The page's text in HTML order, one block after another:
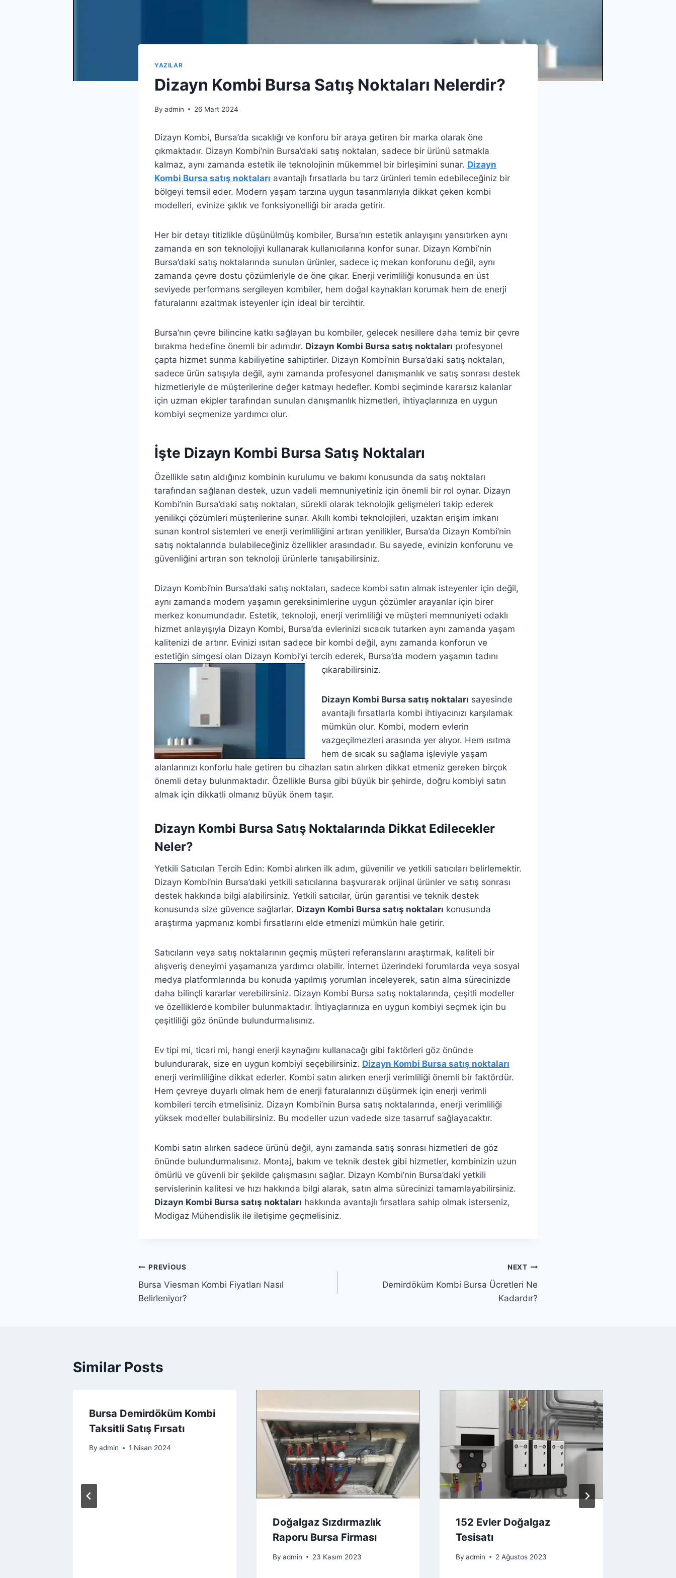
YAZILAR
Dizayn Kombi Bursa Satış Noktaları Nelerdir?
By admin 26 Mart 2024
Dizayn Kombi, Bursa’da sıcaklığı ve konforu bir araya getiren bir marka olarak öne
çıkmaktadır. Dizayn Kombi’nin Bursa’daki satış noktaları, sadece bir ürünü satmakla
kalmaz, aynı zamanda estetik ile teknolojinin mükemmel bir birleşimini sunar. Dizayn
Kombi Bursa satış noktaları avantajlı fırsatlarla bu tarz ürünleri temin edebileceğiniz bir
bölgeyi temsil eder. Modern yaşam tarzına uygun tasarımlarıyla dikkat çeken kombi
modelleri, evinize şıklık ve fonksiyonelliği bir arada getirir.
Her bir detayı titizlikle düşünülmüş kombiler, Bursa’nın estetik anlayışını yansıtırken aynı
zamanda en son teknolojiyi kullanarak kullanıcılarına konfor sunar. Dizayn Kombi’nin
Bursa’daki satış noktalarında sunulan ürünler, sadece iç mekan konforunu değil, aynı
zamanda çevre dostu çözümleriyle de öne çıkar. Enerji verimliliği konusunda en üst
seviyede performans sergileyen kombiler, hem doğal kaynakları korumak hem de enerji
faturalarını azaltmak isteyenler için ideal bir tercihtir.
Bursa’nın çevre bilincine katkı sağlayan bu kombiler, gelecek nesillere daha temiz bir çevre
bırakma hedefine önemli bir adımdır. Dizayn Kombi Bursa satış noktaları profesyonel
çapta hizmet sunma kabiliyetine sahiptirler. Dizayn Kombi’nin Bursa’daki satış noktaları,
sadece ürün satışıyla değil, aynı zamanda profesyonel danışmanlık ve satış sonrası destek
hizmetleriyle de müşterilerine değer katmayı hedefler. Kombi seçiminde kararsız kalanlar
için uzman ekipler tarafından sunulan danışmanlık hizmetleri, ihtiyaçlarınıza en uygun
kombiyi seçmenize yardımcı olur.
İşte Dizayn Kombi Bursa Satış Noktaları
Özellikle satın aldığınız kombinin kurulumu ve bakımı konusunda da satış noktaları
tarafından sağlanan destek, uzun vadeli memnuniyetiniz için önemli bir rol oynar. Dizayn
Kombi’nin Bursa’daki satış noktaları, sürekli olarak teknolojik gelişmeleri takip ederek
yenilikçi çözümleri müşterilerine sunar. Akıllı kombi teknolojileri, uzaktan erişim imkanı
sunan kontrol sistemleri ve enerji verimliliğini artıran yenilikler, Bursa’da Dizayn Kombi’nin
satış noktalarında bulabileceğiniz özellikler arasındadır. Bu sayede, evinizin konforunu ve
güvenliğini artıran son teknoloji ürünlerle tanışabilirsiniz.
Dizayn Kombi’nin Bursa’daki satış noktaları, sadece kombi satın almak isteyenler için değil,
aynı zamanda modern yaşamın gereksinimlerine uygun çözümler arayanlar için birer
merkez konumundadır. Estetik, teknoloji, enerji verimliliği ve müşteri memnuniyeti odaklı
hizmet anlayışıyla Dizayn Kombi, Bursa’da evlerinizi sıcacık tutarken aynı zamanda yaşam
kalitenizi de artırır. Evinizi ısıtan sadece bir kombi değil, aynı zamanda konforun ve
estetiğin simgesi olan Dizayn Kombi’yi tercih ederek, Bursa’da modern yaşamın tadını
çıkarabilirsiniz.
Dizayn Kombi Bursa satış noktaları sayesinde
avantajlı fırsatlarla kombi ihtiyacınızı karşılamak
mümkün olur. Kombi, modern evlerin
vazgeçilmezleri arasında yer alıyor. Hem ısıtma
hem de sıcak su sağlama işleviyle yaşam
alanlarınızı konforlu hale getiren bu cihazları satın alırken dikkat etmeniz gereken birçok
önemli detay bulunmaktadır. Özellikle Bursa gibi büyük bir şehirde, doğru kombiyi satın
almak için dikkatli olmanız büyük önem taşır.
Dizayn Kombi Bursa Satış Noktalarında Dikkat Edilecekler
Neler?
Yetkili Satıcıları Tercih Edin: Kombi alırken ilk adım, güvenilir ve yetkili satıcıları belirlemektir.
Dizayn Kombi’nin Bursa’daki yetkili satıcılarına başvurarak orijinal ürünler ve satış sonrası
destek hakkında bilgi alabilirsiniz. Yetkili satıcılar, ürün garantisi ve teknik destek
konusunda size güvence sağlarlar. Dizayn Kombi Bursa satış noktaları konusunda
araştırma yapmanız kombi fırsatlarını elde etmenizi mümkün hale getirir.
Satıcıların veya satış noktalarının geçmiş müşteri referanslarını araştırmak, kaliteli bir
alışveriş deneyimi yaşamanıza yardımcı olabilir. İnternet üzerindeki forumlarda veya sosyal
medya platformlarında bu konuda yapılmış yorumları inceleyerek, satın alma sürecinizde
daha bilinçli kararlar verebilirsiniz. Dizayn Kombi Bursa satış noktalarında, çeşitli modeller
ve özelliklerde kombiler bulunmaktadır. İhtiyaçlarınıza en uygun kombiyi seçmek için bu
çeşitliliği göz önünde bulundurmalısınız.
Ev tipi mi, ticari mi, hangi enerji kaynağını kullanacağı gibi faktörleri göz önünde
bulundurarak, size en uygun kombiyi seçebilirsiniz. Dizayn Kombi Bursa satış noktaları
enerji verimliliğine dikkat ederler. Kombi satın alırken enerji verimliliği önemli bir faktördür.
Hem çevreye duyarlı olmak hem de enerji faturalarınızı düşürmek için enerji verimli
kombileri tercih etmelisiniz. Dizayn Kombi’nin Bursa satış noktalarında, enerji verimliliği
yüksek modeller bulabilirsiniz. Bu modeller uzun vadede size tasarruf sağlayacaktır.
Kombi satın alırken sadece ürünü değil, aynı zamanda satış sonrası hizmetleri de göz
önünde bulundurmalısınız. Montaj, bakım ve teknik destek gibi hizmetler, kombinizin uzun
ömürlü ve güvenli bir şekilde çalışmasını sağlar. Dizayn Kombi’nin Bursa’daki yetkili
servislerinin kalitesi ve hızı hakkında bilgi alarak, satın alma sürecinizi tamamlayabilirsiniz.
Dizayn Kombi Bursa satış noktaları hakkında avantajlı fırsatlara sahip olmak isterseniz,
Modigaz Mühendislik ile iletişime geçmelisiniz.
Yazı
gezinmesi
PREVIOUS
Bursa Viesman Kombi Fiyatları Nasıl
Belirleniyor?
NEXT
Demirdöküm Kombi Bursa Ücretleri Ne
Kadardır?
Similar Posts
Bursa Demirdöküm Kombi
Taksitli Satış Fırsatı
By admin 1 Nisan 2024
Doğalgaz Sızdırmazlık
Raporu Bursa Firması
By admin 23 Kasım 2023
152 Evler Doğalgaz
Tesisatı
By admin 2 Ağustos 2023